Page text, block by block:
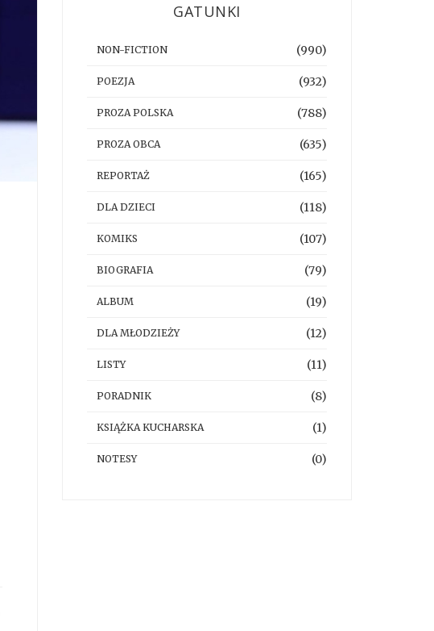
GATUNKI
NON-FICTION (990)
POEZJA (932)
PROZA POLSKA (788)
PROZA OBCA (635)
REPORTAŻ (165)
DLA DZIECI (118)
KOMIKS (107)
BIOGRAFIA (79)
ALBUM (19)
DLA MŁODZIEŻY (12)
LISTY (11)
PORADNIK (8)
KSIĄŻKA KUCHARSKA (1)
NOTESY (0)